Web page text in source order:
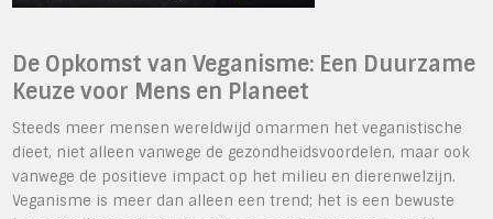
De Opkomst van Veganisme: Een Duurzame
Keuze voor Mens en Planeet
Steeds meer mensen wereldwijd omarmen het veganistische
dieet, niet alleen vanwege de gezondheidsvoordelen, maar ook
vanwege de positieve impact op het milieu en dierenwelzijn.
Veganisme is meer dan alleen een trend; het is een bewuste